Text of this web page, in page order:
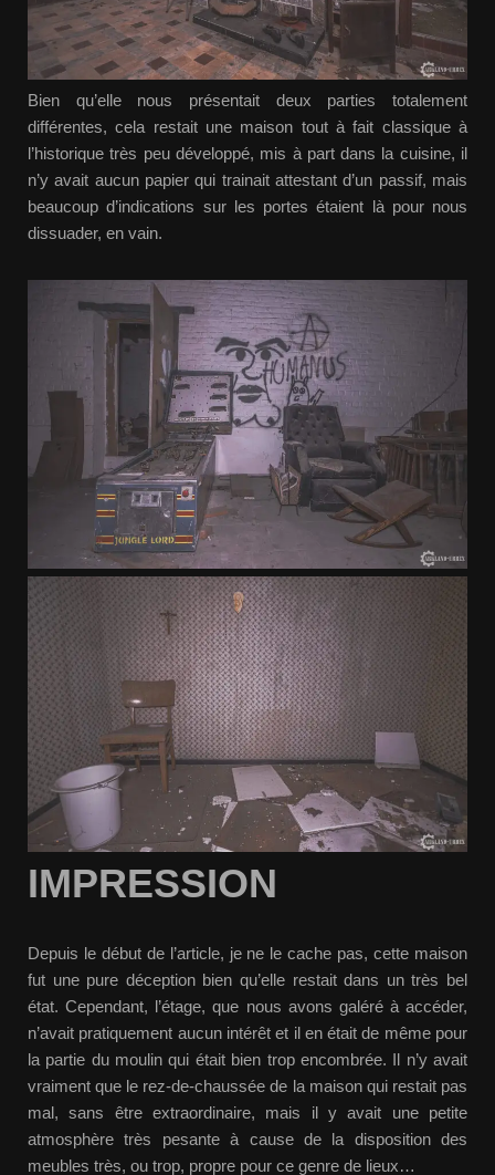
Bien qu’elle nous présentait deux parties totalement
différentes, cela restait une maison tout à fait classique à
l’historique très peu développé, mis à part dans la cuisine, il
n’y avait aucun papier qui trainait attestant d’un passif, mais
beaucoup d’indications sur les portes étaient là pour nous
dissuader, en vain.
IMPRESSION
Depuis le début de l’article, je ne le cache pas, cette maison
fut une pure déception bien qu’elle restait dans un très bel
état. Cependant, l’étage, que nous avons galéré à accéder,
n’avait pratiquement aucun intérêt et il en était de même pour
la partie du moulin qui était bien trop encombrée. Il n’y avait
vraiment que le rez-de-chaussée de la maison qui restait pas
mal, sans être extraordinaire, mais il y avait une petite
atmosphère très pesante à cause de la disposition des
meubles très, ou trop, propre pour ce genre de lieux…